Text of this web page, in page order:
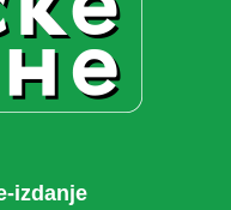
izdanje